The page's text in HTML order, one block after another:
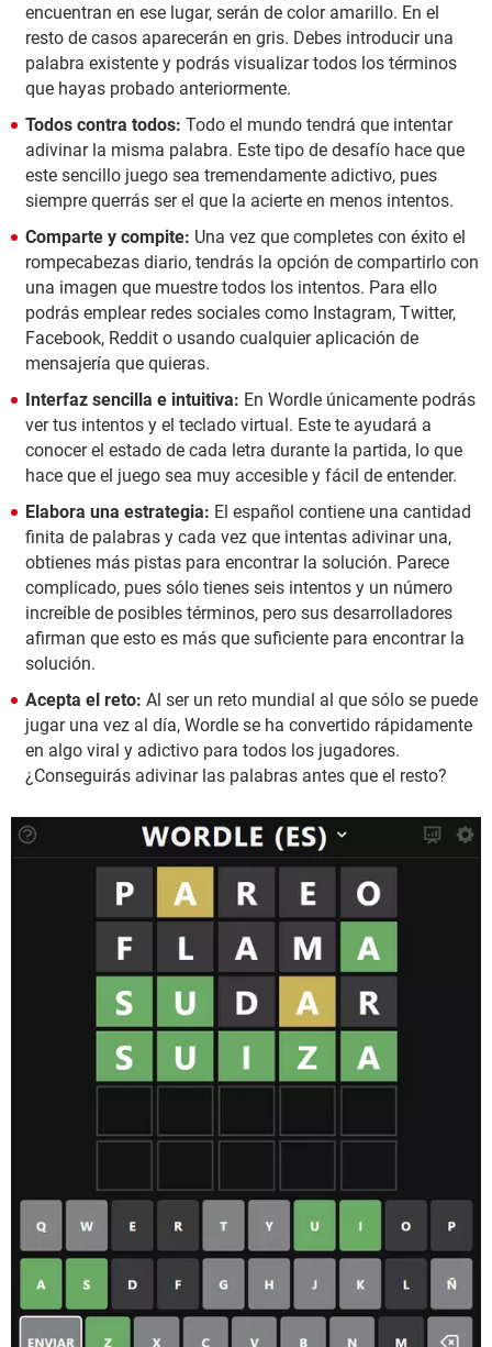
encuentran en ese lugar, serán de color amarillo. En el
resto de casos aparecerán en gris. Debes introducir una
palabra existente y podrás visualizar todos los términos
que hayas probado anteriormente.
Todos contra todos: Todo el mundo tendrá que intentar
adivinar la misma palabra. Este tipo de desafío hace que
este sencillo juego sea tremendamente adictivo, pues
siempre querrás ser el que la acierte en menos intentos.
Comparte y compite: Una vez que completes con éxito el
rompecabezas diario, tendrás la opción de compartirlo con
una imagen que muestre todos los intentos. Para ello
podrás emplear redes sociales como Instagram, Twitter,
Facebook, Reddit o usando cualquier aplicación de
mensajería que quieras.
Interfaz sencilla e intuitiva: En Wordle únicamente podrás
ver tus intentos y el teclado virtual. Este te ayudará a
conocer el estado de cada letra durante la partida, lo que
hace que el juego sea muy accesible y fácil de entender.
Elabora una estrategia: El español contiene una cantidad
finita de palabras y cada vez que intentas adivinar una,
obtienes más pistas para encontrar la solución. Parece
complicado, pues sólo tienes seis intentos y un número
increíble de posibles términos, pero sus desarrolladores
afirman que esto es más que suficiente para encontrar la
solución.
Acepta el reto: Al ser un reto mundial al que sólo se puede
jugar una vez al día, Wordle se ha convertido rápidamente
en algo viral y adictivo para todos los jugadores.
¿Conseguirás adivinar las palabras antes que el resto?